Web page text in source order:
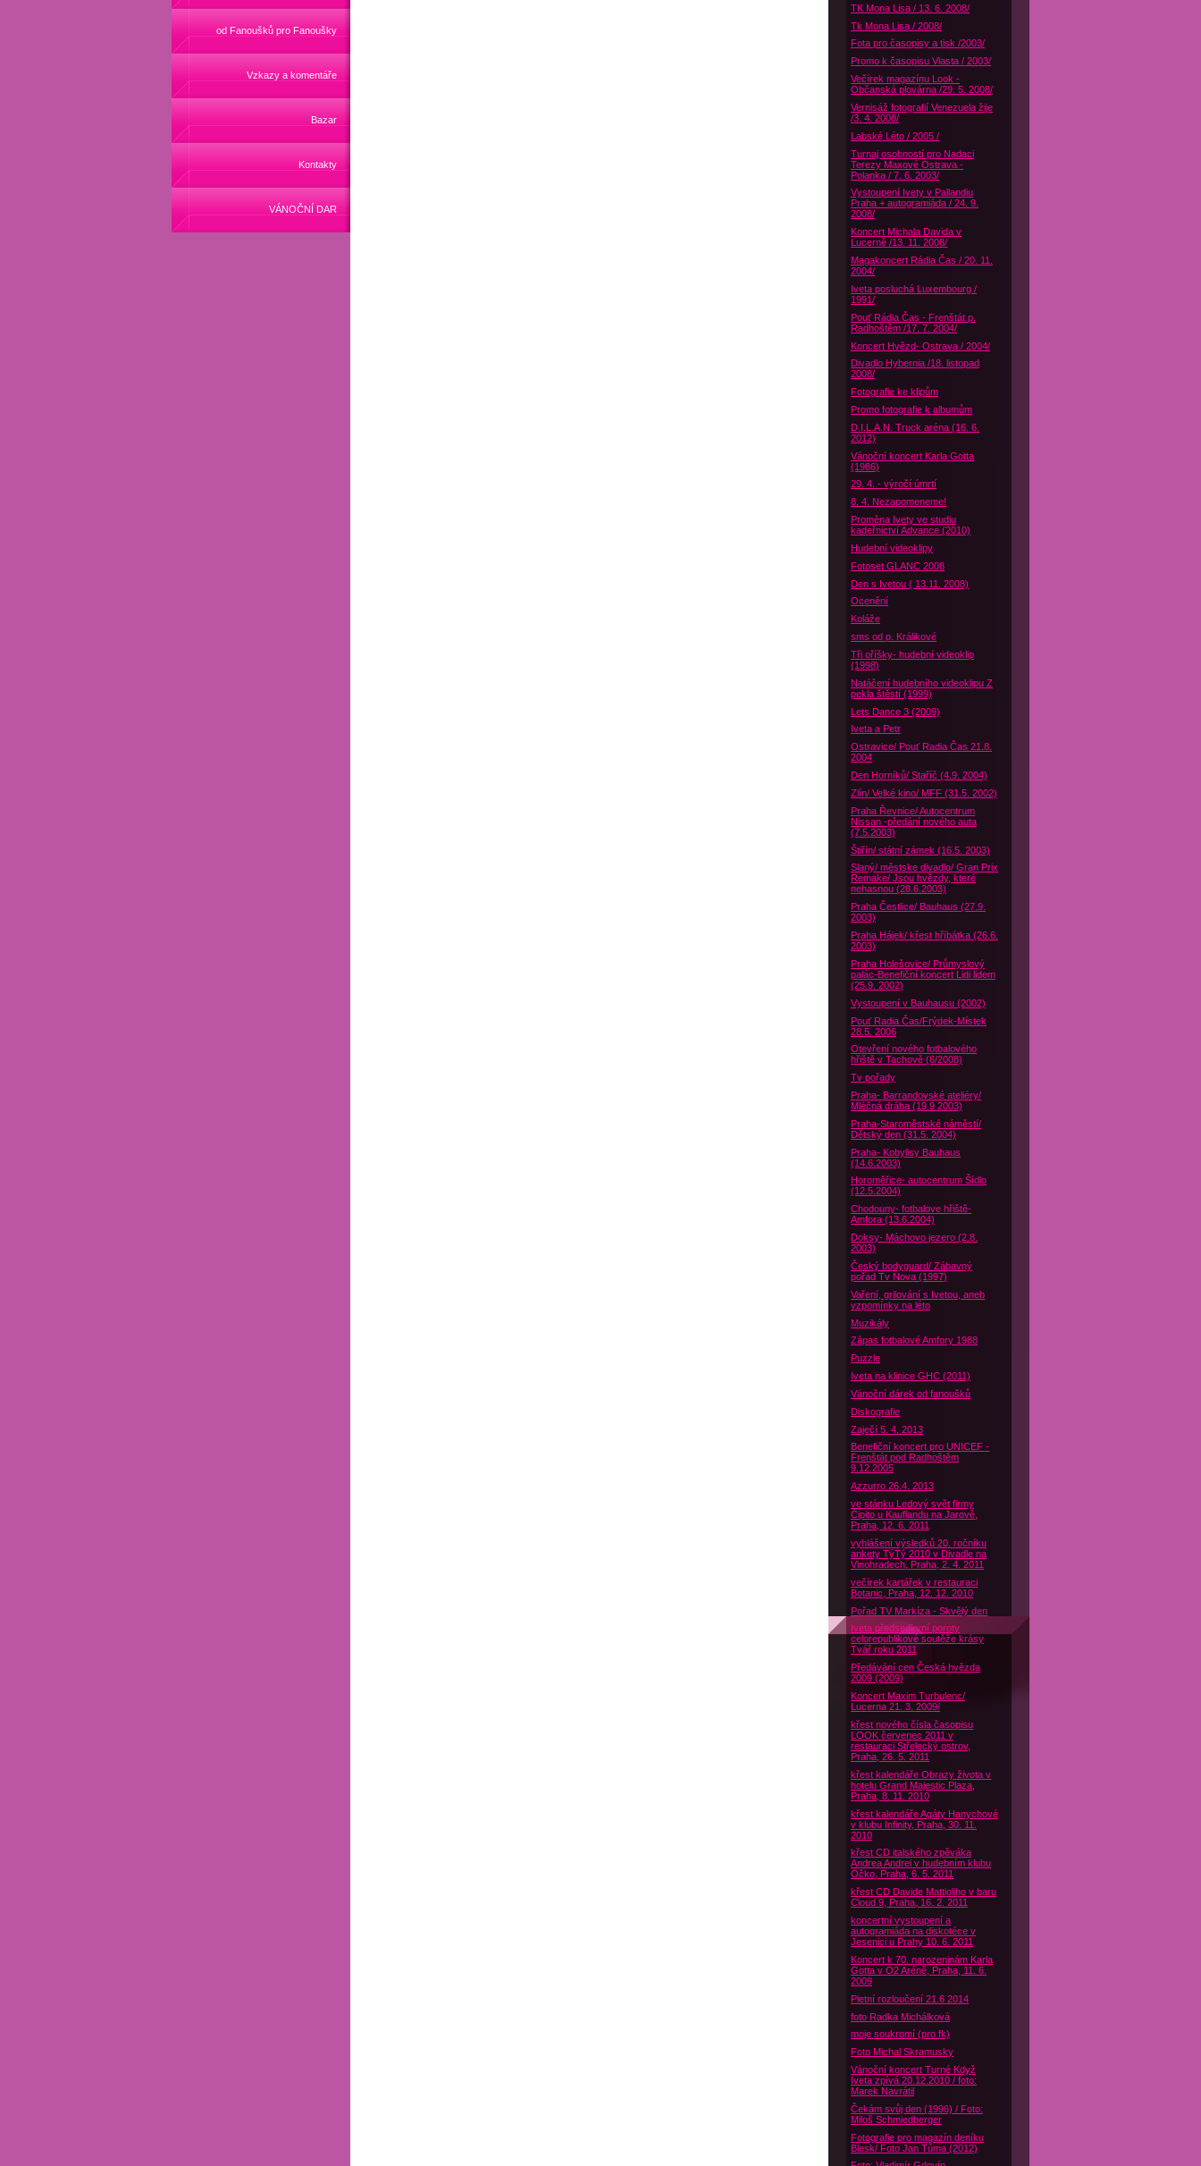
od Fanoušků pro Fanoušky
Vzkazy a komentáře
Bazar
Kontakty
VÁNOČNÍ DAR
TK Mona Lisa / 13. 6. 2008/
Tk Mona Lisa / 2008/
Fota pro časopisy a tisk /2003/
Promo k časopisu Vlasta / 2003/
Večírek magazínu Look -
Občanská plovárna /29. 5. 2008/
Vernisáž fotografií Venezuela žije
/3. 4. 2008/
Labské Léto / 2005 /
Turnaj osobností pro Nadaci
Terezy Maxové Ostrava -
Polanka / 7. 6. 2003/
Vystoupení Ivety v Pallandiu
Praha + autogramiáda / 24. 9.
2008/
Koncert Michala Davida v
Lucerně /13. 11. 2008/
Magakoncert Rádia Čas / 20. 11.
2004/
Iveta posluchá Luxembourg /
1991/
Pouť Rádia Čas - Frenštát p.
Radhoštěm /17. 7. 2004/
Koncert Hvězd- Ostrava / 2004/
Divadlo Hybernia /18. listopad
2008/
Fotografie ke klipům
Promo fotografie k albumům
D.I.L.A.N. Truck aréna (16. 6.
2012)
Vánoční koncert Karla Gotta
(1986)
29. 4. - výročí úmrtí
8. 4. Nezapomeneme!
Proměna Ivety ve studiu
kadeřnictví Advance (2010)
Hudební videoklipy
Fotoset GLANC 2008
Den s Ivetou ( 13.11. 2008)
Ocenění
Koláže
sms od p. Králikové
Tři oříšky- hudební videoklip
(1998)
Natáčení hudebního videoklipu Z
pekla štěstí (1999)
Lets Dance 3 (2009)
Iveta a Petr
Ostravice/ Pouť Radia Čas 21.8.
2004
Den Horníků/ Staříč (4.9. 2004)
Zlín/ Velké kino/ MFF (31.5. 2002)
Praha Řevnice/ Autocentrum
Nissan -předání nového auta
(7.5.2003)
Štiřín/ státní zámek (16.5. 2003)
Slaný/ městske divadlo/ Gran Prix
Remake/ Jsou hvězdy, které
nehasnou (28.6.2003)
Praha Čestlice/ Bauhaus (27.9.
2003)
Praha Hájek/ křest hříbátka (26.6.
2003)
Praha Holešovice/ Průmyslový
palác-Benefiční koncert Lidi lidem
(25.9. 2002)
Vystoupení v Bauhausu (2002)
Pouť Radia Čas/Frýdek-Místek
28.5. 2006
Otevření nového fotbalového
hřiště v Tachově (6/2008)
Tv pořady
Praha- Barrandovské ateliéry/
Mléčná dráha (19.9 2003)
Praha-Staroměstské náměstí/
Dětský den (31.5. 2004)
Praha- Kobylisy Bauhaus
(14.6.2003)
Horoměřice- autocentrum Šídlo
(12.5.2004)
Chodouny- fotbalove hřiště-
Amfora (13.6.2004)
Doksy- Máchovo jezero (2.8.
2003)
Český bodyguard/ Zábavný
pořad Tv Nova (1997)
Vaření, grilování s Ivetou, aneb
vzpomínky na léto
Muzikály
Zápas fotbalové Amfory 1988
Puzzle
Iveta na klinice GHC (2011)
Vánoční dárek od fanoušků
Diskografie
Zaječí 5. 4. 2013
Benefiční koncert pro UNICEF -
Frenštát pod Radhoštěm
9.12.2005
Azzurro 26.4. 2013
ve stánku Ledový svět firmy
Čipito u Kauflandu na Jarově,
Praha, 12. 6. 2011
vyhlášení výsledků 20. ročníku
ankety TýTý 2010 v Divadle na
Vinohradech, Praha, 2. 4. 2011
večírek kartářek v restauraci
Botanic, Praha, 12. 12. 2010
Pořad TV Markíza - Skvělý den
Iveta předsedkyní poroty
celorepublikové soutěže krásy
Tvář roku 2011
Předávání cen Česká hvězda
2009 (2009)
Koncert Maxim Turbulenc/
Lucerna 21. 3. 2009/
křest nového čísla časopisu
LOOK červenec 2011 v
restauraci Střelecký ostrov,
Praha, 26. 5. 2011
křest kalendáře Obrazy života v
hotelu Grand Majestic Plaza,
Praha, 8. 11. 2010
křest kalendáře Agáty Hanychové
v klubu Infinity, Praha, 30. 11.
2010
křest CD italského zpěváka
Andrea Andrei v hudebním klubu
Óčko, Praha, 6. 5. 2011
křest CD Davide Mattioliho v baru
Cloud 9, Praha, 16. 2. 2011
koncertní vystoupení a
autogramiáda na diskotéce v
Jesenici u Prahy 10. 6. 2011
Koncert k 70. narozeninám Karla
Gotta v O2 Aréně, Praha, 11. 6.
2009
Pietní rozloučení 21.6 2014
foto Radka Michálková
moje soukromí (pro fk)
Foto Michal Skramusky
Vánoční koncert Turné Když
Iveta zpívá 20.12.2010 / foto:
Marek Navrátil
Čekám svůj den (1996) / Foto:
Miloš Schmiedberger
Fotografie pro magazín deníku
Blesk/ Foto Jan Tůma (2012)